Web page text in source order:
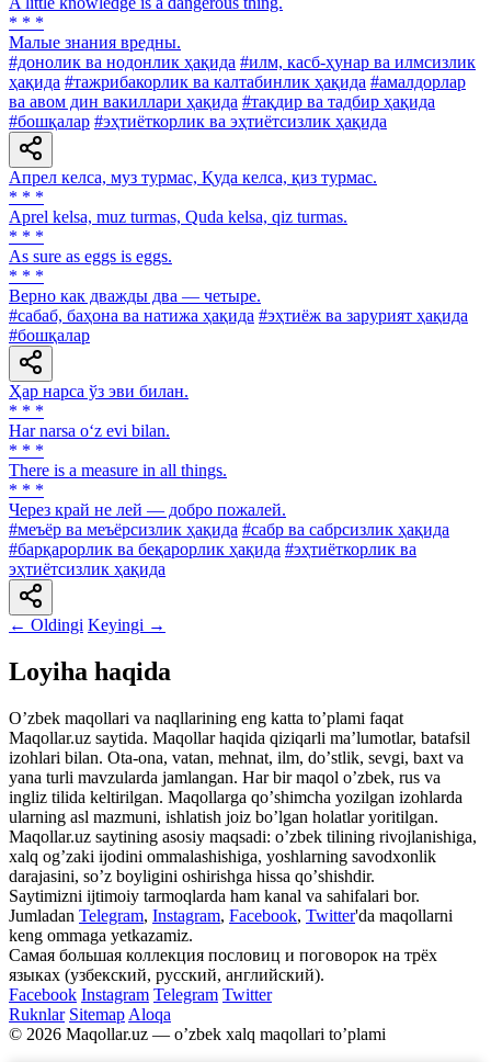
* * *
Малые знания вредны.
#донолик ва нодонлик ҳақида #илм, касб-ҳунар ва илмсизлик
ҳақида #тажрибакорлик ва калтабинлик ҳақида #амалдорлар
ва авом дин вакиллари ҳақида #тақдир ва тадбир ҳақида
#бошқалар #эҳтиёткорлик ва эҳтиётсизлик ҳақида
Апрел келса, муз турмас, Қуда келса, қиз турмас.
* * *
Aprel kelsa, muz turmas, Quda kelsa, qiz turmas.
* * *
As sure as eggs is eggs.
* * *
Верно как дважды два — четыре.
#сабаб, баҳона ва натижа ҳақида #эҳтиёж ва зарурият ҳақида
#бошқалар
Ҳар нарса ўз эви билан.
* * *
Har narsa o‘z evi bilan.
* * *
There is a measure in all things.
* * *
Через край не лей — добро пожалей.
#меъёр ва меъёрсизлик ҳақида #сабр ва сабрсизлик ҳақида
#барқарорлик ва беқарорлик ҳақида #эҳтиёткорлик ва
эҳтиётсизлик ҳақида
← Oldingi Keyingi →
Loyiha haqida
Oʼzbek maqollari va naqllarining eng katta toʼplami faqat
Maqollar.uz saytida. Maqollar haqida qiziqarli maʼlumotlar, batafsil
izohlari bilan. Ota-ona, vatan, mehnat, ilm, doʼstlik, sevgi, baxt va
yana turli mavzularda jamlangan. Har bir maqol oʼzbek, rus va
ingliz tilida keltirilgan. Maqollarga qoʼshimcha yozilgan izohlarda
ularning asl mazmuni, ishlatish joiz boʼlgan holatlar yoritilgan.
Maqollar.uz saytining asosiy maqsadi: oʼzbek tilining rivojlanishiga,
xalq ogʼzaki ijodini ommalashishiga, yoshlarning savodxonlik
darajasini, soʼz boyligini oshirishga hissa qoʼshishdir.
Saytimizni ijtimoiy tarmoqlarda ham kanal va sahifalari bor.
Jumladan Telegram, Instagram, Facebook, Twitter'da maqollarni
keng ommaga yetkazamiz.
Самая большая коллекция пословиц и поговорок на трёх
языках (узбекский, русский, английский).
Facebook Instagram Telegram Twitter
Ruknlar Sitemap Aloqa
© 2026 Maqollar.uz — oʼzbek xalq maqollari toʼplami